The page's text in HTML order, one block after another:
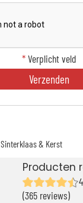
*Verplicht veld
Verzenden
Sinterklaas & Kerst
Producten
(365 reviews)